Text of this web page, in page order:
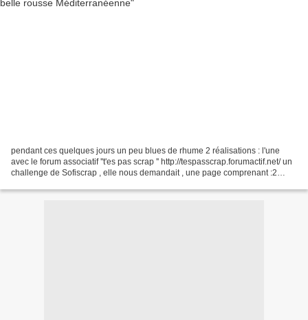
pendant ces quelques jours un peu blues de rhume 2 réalisations : l'une
avec le forum associatif ''t'es pas scrap '' http://tespasscrap.forumactif.net/ un
challenge de Sofiscrap , elle nous demandait , une page comprenant :2